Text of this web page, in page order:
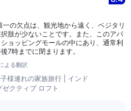
for giving us the great pleasure and
your lovely family at our
earnestly look forward to
enjoyable and comfortable
your service,
-- The
の欠点は、観光地から遠く、ベジタリ
肢が少ないことです。また、このアパ
ョッピングモールの中にあり、通常利
7時までに閉まります。
よる翻訳
様連れの家族旅行
インド
クティブ ロフト